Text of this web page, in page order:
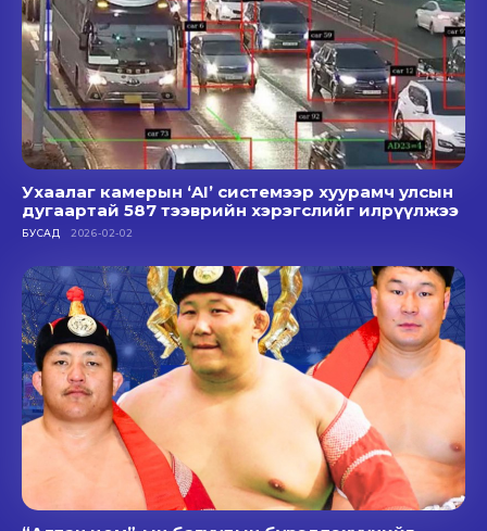
Ухаалаг камерын ‘AI’ системээр хуурамч улсын
дугаартай 587 тээврийн хэрэгслийг илрүүлжээ
БУСАД 2026-02-02